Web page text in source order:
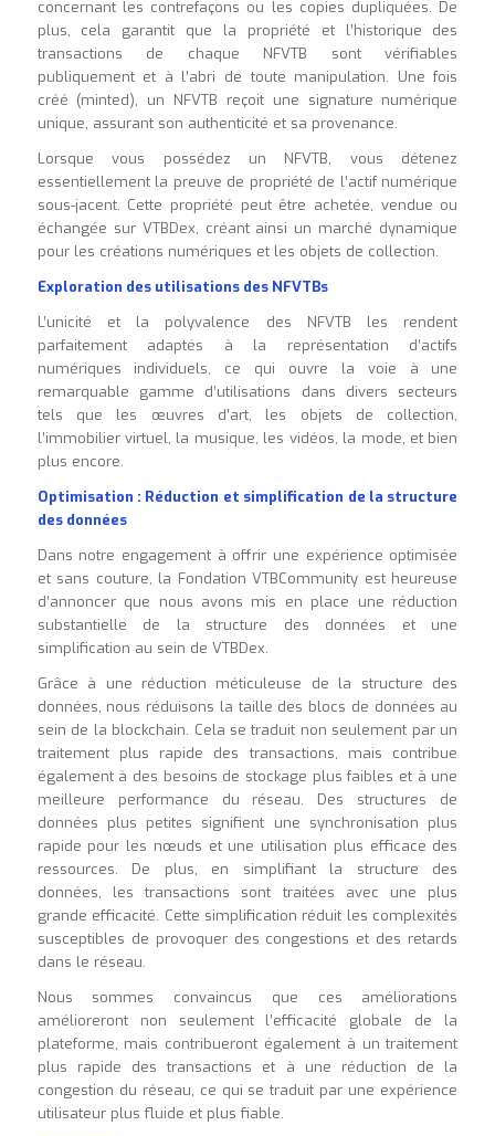
concernant les contrefaçons ou les copies dupliquées. De
plus, cela garantit que la propriété et l’historique des
transactions de chaque NFVTB sont vérifiables
publiquement et à l’abri de toute manipulation. Une fois
créé (minted), un NFVTB reçoit une signature numérique
unique, assurant son authenticité et sa provenance.
Lorsque vous possédez un NFVTB, vous détenez
essentiellement la preuve de propriété de l’actif numérique
sous-jacent. Cette propriété peut être achetée, vendue ou
échangée sur VTBDex, créant ainsi un marché dynamique
pour les créations numériques et les objets de collection.
Exploration des utilisations des NFVTBs
L’unicité et la polyvalence des NFVTB les rendent
parfaitement adaptés à la représentation d’actifs
numériques individuels, ce qui ouvre la voie à une
remarquable gamme d’utilisations dans divers secteurs
tels que les œuvres d’art, les objets de collection,
l’immobilier virtuel, la musique, les vidéos, la mode, et bien
plus encore.
Optimisation : Réduction et simplification de la structure
des données
Dans notre engagement à offrir une expérience optimisée
et sans couture, la Fondation VTBCommunity est heureuse
d’annoncer que nous avons mis en place une réduction
substantielle de la structure des données et une
simplification au sein de VTBDex.
Grâce à une réduction méticuleuse de la structure des
données, nous réduisons la taille des blocs de données au
sein de la blockchain. Cela se traduit non seulement par un
traitement plus rapide des transactions, mais contribue
également à des besoins de stockage plus faibles et à une
meilleure performance du réseau. Des structures de
données plus petites signifient une synchronisation plus
rapide pour les nœuds et une utilisation plus efficace des
ressources. De plus, en simplifiant la structure des
données, les transactions sont traitées avec une plus
grande efficacité. Cette simplification réduit les complexités
susceptibles de provoquer des congestions et des retards
dans le réseau.
Nous sommes convaincus que ces améliorations
amélioreront non seulement l’efficacité globale de la
plateforme, mais contribueront également à un traitement
plus rapide des transactions et à une réduction de la
congestion du réseau, ce qui se traduit par une expérience
utilisateur plus fluide et plus fiable.